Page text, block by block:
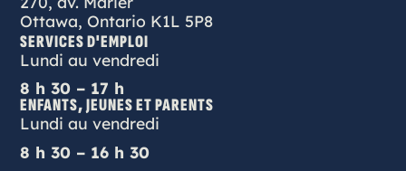
Ottawa, Ontario K1L 5P8
SERVICES D'EMPLOI
Lundi au vendredi
8 h 30 – 17 h
ENFANTS, JEUNES ET PARENTS
Lundi au vendredi
8 h 30 – 16 h 30